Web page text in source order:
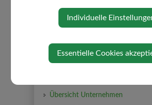
WIRTSCHAFT
Übersicht Unternehmen
Individuelle
Essentielle Cookies